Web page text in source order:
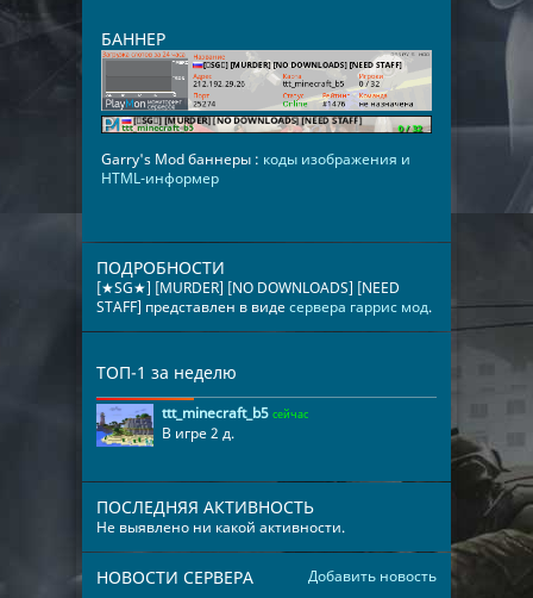
БАННЕР
Garry's Mod баннеры : коды изображения и
HTML-информер
ПОДРОБНОСТИ
[★SG★] [MURDER] [NO DOWNLOADS] [NEED
STAFF] представлен в видесервера гаррис мод.
ТОП-1 за неделю
ttt_minecraft_b5 сейчас
В игре 2 д.
ПОСЛЕДНЯЯ АКТИВНОСТЬ
Не выявлено ни какой активности.
Добавить новость
НОВОСТИ СЕРВЕРА